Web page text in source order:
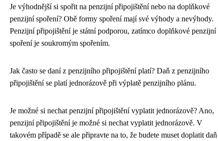
Je výhodnější si spořit na penzijní připojištění nebo na doplňkové
penzijní spoření? Obě formy spoření mají své výhody a nevýhody.
Penzijní připojištění je státní podporou, zatímco doplňkové penzijní
spoření je soukromým spořením.
Jak často se daní z penzijního připojištění platí? Daň z penzijního
připojištění se platí jednorázově při výplatě penzijního plánu.
Je možné si nechat penzijní připojištění vyplatit jednorázově? Ano,
penzijní připojištění je možné si nechat vyplatit jednorázově. V
takovém případě se ale připravte na to, že budete muset doplatit daň